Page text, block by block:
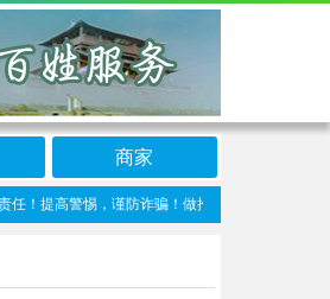
商家
提高警惕，谨防诈骗！做推广、做信息置顶！请